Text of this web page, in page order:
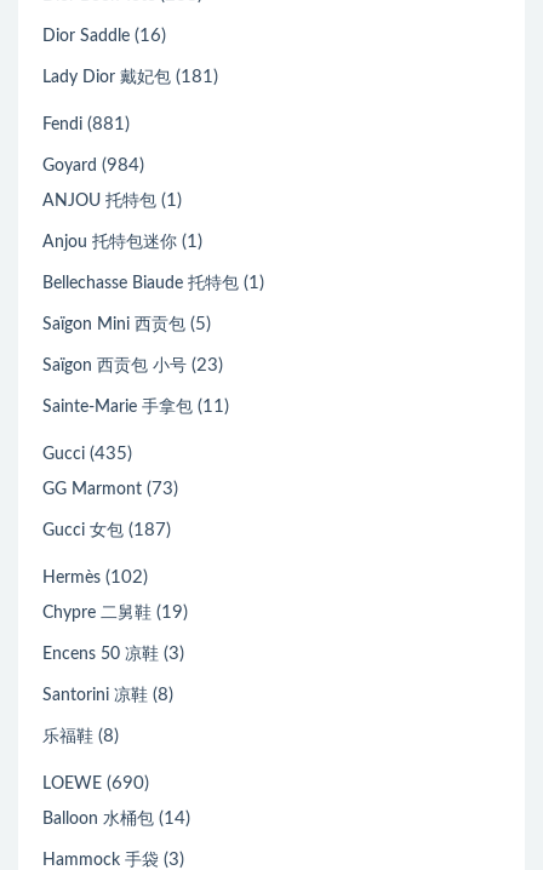
Dior Saddle (16)
Lady Dior 戴妃包 (181)
Fendi (881)
Goyard (984)
ANJOU 托特包 (1)
Anjou 托特包迷你 (1)
Bellechasse Biaude 托特包 (1)
Saïgon Mini 西贡包 (5)
Saïgon 西贡包 小号 (23)
Sainte-Marie 手拿包 (11)
Gucci (435)
GG Marmont (73)
Gucci 女包 (187)
Hermès (102)
Chypre 二舅鞋 (19)
Encens 50 凉鞋 (3)
Santorini 凉鞋 (8)
乐福鞋 (8)
LOEWE (690)
Balloon 水桶包 (14)
Hammock 手袋 (3)